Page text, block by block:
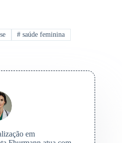
# saúde feminina
em